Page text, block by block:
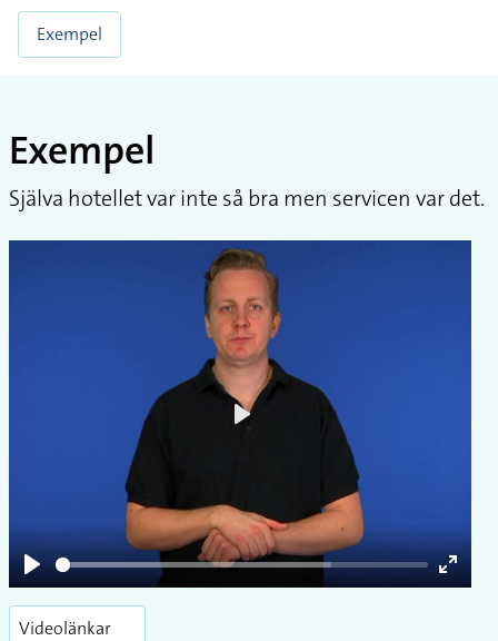
Exempel
Exempel
Själva hotellet var inte så bra men servicen var det.
Play
Enter
Videolänkar